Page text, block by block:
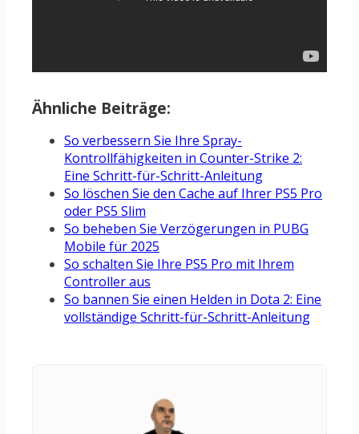
Ähnliche Beiträge:
So verbessern Sie Ihre Spray-
Kontrollfähigkeiten in Counter-Strike 2:
Eine Schritt-für-Schritt-Anleitung
So löschen Sie den Cache auf Ihrer PS5 Pro
oder PS5 Slim
So beheben Sie Verzögerungen in PUBG
Mobile für 2025
So schalten Sie Ihre PS5 Pro mit Ihrem
Controller aus
So bannen Sie einen Helden in Dota 2: Eine
vollständige Schritt-für-Schritt-Anleitung